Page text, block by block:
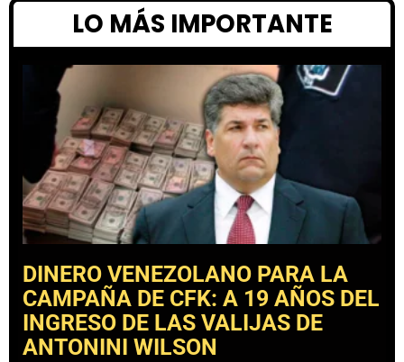
LO MÁS IMPORTANTE
DINERO VENEZOLANO PARA LA
CAMPAÑA DE CFK: A 19 AÑOS DEL
INGRESO DE LAS VALIJAS DE
ANTONINI WILSON